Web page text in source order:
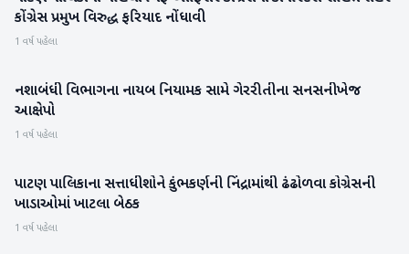
કોંગ્રેસ પ્રમુખ વિરુદ્ધ ફરિયાદ નોંધાવી
1 વર્ષ પહેલા
બનાસકાંઠા
નશાબંધી વિભાગના નાયબ નિયામક સામે ગેરરીતીના સનસનીખેજ
આક્ષેપો
1 વર્ષ પહેલા
પાટણ
પાટણ પાલિકાના સત્તાધીશોને કુંભકર્ણની નિંદ્રામાંથી ઢંઢોળવા કોગ્રેસની
ખાડાઓમાં ખાટલા બેઠક
1 વર્ષ પહેલા